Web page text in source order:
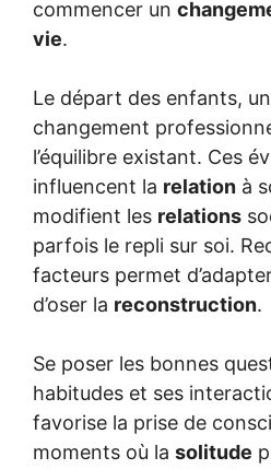
commencer un
vie.
Le départ des enfants,
changement
l’équilibre existant. Ces
influencent la relation à
modifient les relations
parfois le repli sur soi.
facteurs permet
d’oser la reconstruction.
Se poser les bonnes
habitudes et ses
favorise la prise de
moments où la solitude